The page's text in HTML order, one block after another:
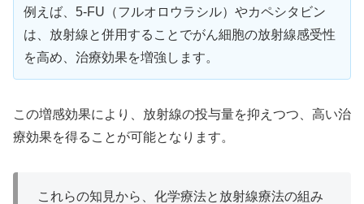
例えば、5-FU（フルオロウラシル）やカペシタビン
は、放射線と併用することでがん細胞の放射線感受性
を高め、治療効果を増強します。
この増感効果により、放射線の投与量を抑えつつ、高い治
療効果を得ることが可能となります。
これらの知見から、化学療法と放射線療法の組み